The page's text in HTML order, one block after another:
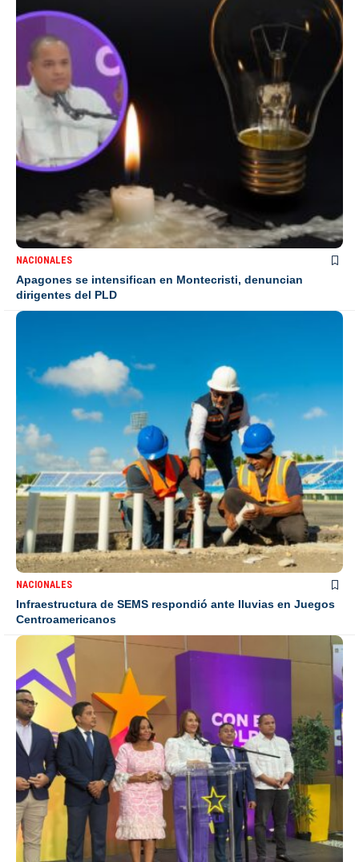
NACIONALES
Apagones se intensifican en Montecristi, denuncian
dirigentes del PLD
NACIONALES
Infraestructura de SEMS respondió ante lluvias en Juegos
Centroamericanos